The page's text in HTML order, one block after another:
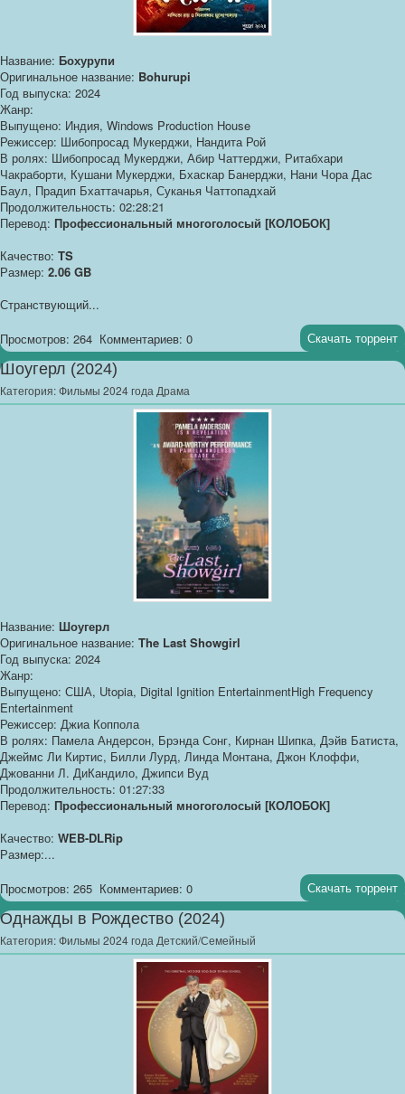
Название: Бохурупи
Оригинальное название: Bohurupi
Год выпуска: 2024
Жанр:
Выпущено: Индия, Windows Production House
Режиссер: Шибопросад Мукерджи, Нандита Рой
В ролях: Шибопросад Мукерджи, Абир Чаттерджи, Ритабхари
Чакраборти, Кушани Мукерджи, Бхаскар Банерджи, Нани Чора Дас
Баул, Прадип Бхаттачарья, Суканья Чаттопадхай
Продолжительность: 02:28:21
Перевод: Профессиональный многоголосый [КОЛОБОК]
Качество: TS
Размер: 2.06 GB
Странствующий...
Просмотров: 264 Комментариев: 0 Скачать торрент
Шоугерл (2024)
Категория:Фильмы 2024 года Драма
Название: Шоугерл
Оригинальное название: The Last Showgirl
Год выпуска: 2024
Жанр:
Выпущено: США, Utopia, Digital Ignition EntertainmentHigh Frequency
Entertainment
Режиссер: Джиа Коппола
В ролях: Памела Андерсон, Брэнда Сонг, Кирнан Шипка, Дэйв Батиста,
Джеймс Ли Киртис, Билли Лурд, Линда Монтана, Джон Клоффи,
Джованни Л. ДиКандило, Джипси Вуд
Продолжительность: 01:27:33
Перевод: Профессиональный многоголосый [КОЛОБОК]
Качество: WEB-DLRip
Размер:...
Просмотров: 265 Комментариев: 0 Скачать торрент
Однажды в Рождество (2024)
Категория:Фильмы 2024 года Детский/Семейный